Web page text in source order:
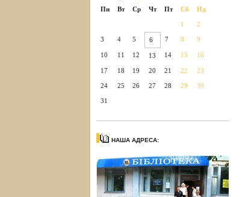
Пн
Вт Ср Чт Пт Сб Нд
1 2
3 4 5 6 7 8 9
10 11 12 13 14 15 16
17 18 19 20 21 22 23
24 25 26 27 28 29 30
31
НАША АДРЕСА: